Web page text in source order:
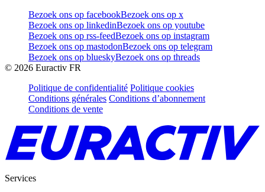
Bezoek ons op facebookBezoek ons op x
Bezoek ons op linkedinBezoek ons op youtube
Bezoek ons op rss-feedBezoek ons op instagram
Bezoek ons op mastodonBezoek ons op telegram
Bezoek ons op blueskyBezoek ons op threads
© 2026 Euractiv FR
Politique de confidentialité Politique cookies
Conditions générales Conditions d’abonnement
Conditions de vente
Services